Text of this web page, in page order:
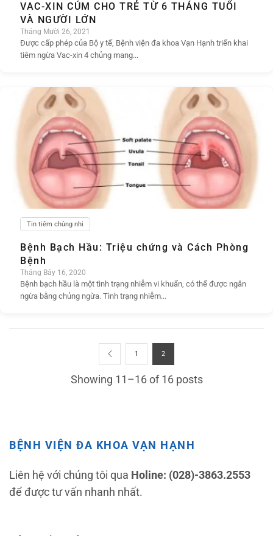
VAC-XIN CÚM CHO TRẺ TỪ 6 THÁNG TUỔI
VÀ NGƯỜI LỚN
Tháng Mười 26, 2021
Được cấp phép của Bộ y tế, Bệnh viện đa khoa Vạn Hạnh triển khai
tiêm ngừa Vac-xin 4 chủng mang...
Tin tiêm chủng nhi
Bệnh Bạch Hầu: Triệu chứng và Cách Phòng
Bệnh
Tháng Bảy 16, 2020
Bệnh bạch hầu là một tình trạng nhiễm vi khuẩn, có thể được ngăn
ngừa bằng chủng ngừa. Tình trạng nhiễm...
Showing 11–16 of 16 posts
1 2
BỆNH VIỆN ĐA KHOA VẠN HẠNH
Liên hệ với chúng tôi qua Holine: (028)-3863.2553
để được tư vấn nhanh nhất.